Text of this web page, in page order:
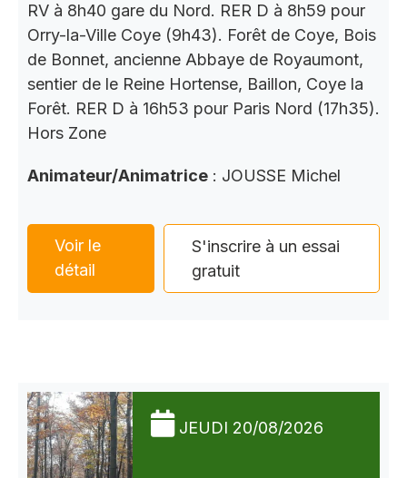
RV à 8h40 gare du Nord. RER D à 8h59 pour
Orry-la-Ville Coye (9h43). Forêt de Coye, Bois
de Bonnet, ancienne Abbaye de Royaumont,
sentier de le Reine Hortense, Baillon, Coye la
Forêt. RER D à 16h53 pour Paris Nord (17h35).
Hors Zone
Animateur/Animatrice : JOUSSE Michel
Voir le
détail
S'inscrire à un essai
gratuit
JEUDI 20/08/2026